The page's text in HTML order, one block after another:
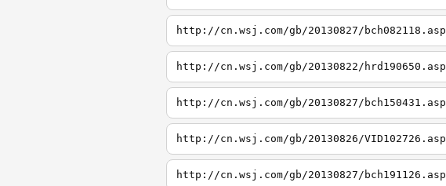
http://cn.wsj.com/gb/20130827/bch082118.asp
http://cn.wsj.com/gb/20130822/hrd190650.asp
http://cn.wsj.com/gb/20130827/bch150431.asp
http://cn.wsj.com/gb/20130826/VID102726.asp
http://cn.wsj.com/gb/20130827/bch191126.asp